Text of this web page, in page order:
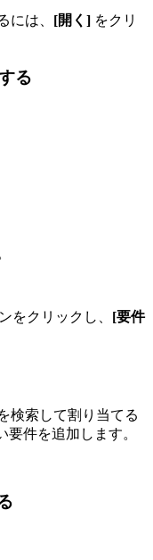
には、 [開く] をクリ
る
をクリックし、 [要件
検索して割り当てる
要件を追加します。